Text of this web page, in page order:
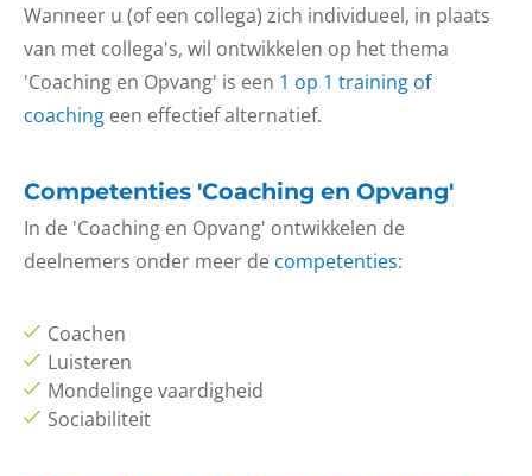
Wanneer u (of een collega) zich individueel, in plaats
van met collega's, wil ontwikkelen op het thema
'Coaching en Opvang' is een 1 op 1 training of
coaching een effectief alternatief.
Competenties 'Coaching en Opvang'
In de 'Coaching en Opvang' ontwikkelen de
deelnemers onder meer de competenties:
Coachen
Luisteren
Mondelinge vaardigheid
Sociabiliteit